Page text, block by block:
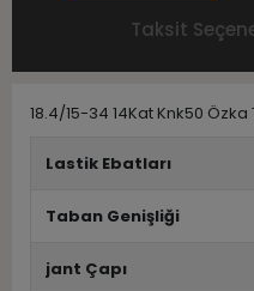
Taksit
18.4/15-34 14Kat Knk50
Lastik Ebatları
Taban Genişliği
jant Çapı